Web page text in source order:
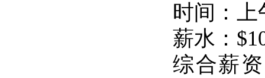
时间：上
薪水：
综合薪